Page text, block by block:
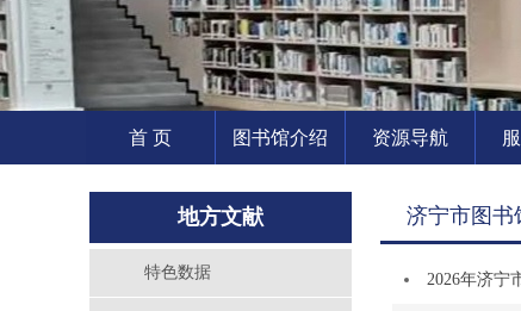
首 页 图书馆介绍 资源导航
地方文献
特色数据
济宁市图书
2026年济宁